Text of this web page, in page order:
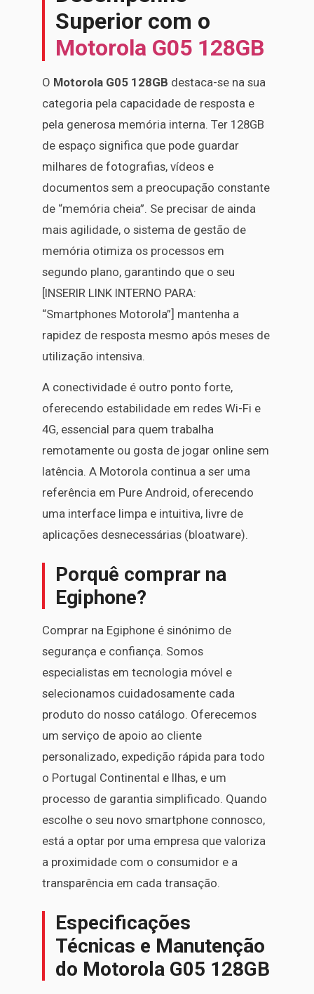
Superior com o
Motorola G05 128GB
O Motorola G05 128GB destaca-se na sua
categoria pela capacidade de resposta e
pela generosa memória interna. Ter 128GB
de espaço significa que pode guardar
milhares de fotografias, vídeos e
documentos sem a preocupação constante
de “memória cheia”. Se precisar de ainda
mais agilidade, o sistema de gestão de
memória otimiza os processos em
segundo plano, garantindo que o seu
[INSERIR LINK INTERNO PARA:
“Smartphones Motorola”] mantenha a
rapidez de resposta mesmo após meses de
utilização intensiva.
A conectividade é outro ponto forte,
oferecendo estabilidade em redes Wi-Fi e
4G, essencial para quem trabalha
remotamente ou gosta de jogar online sem
latência. A Motorola continua a ser uma
referência em Pure Android, oferecendo
uma interface limpa e intuitiva, livre de
aplicações desnecessárias (bloatware).
Porquê comprar na
Egiphone?
Comprar na Egiphone é sinónimo de
segurança e confiança. Somos
especialistas em tecnologia móvel e
selecionamos cuidadosamente cada
produto do nosso catálogo. Oferecemos
um serviço de apoio ao cliente
personalizado, expedição rápida para todo
o Portugal Continental e Ilhas, e um
processo de garantia simplificado. Quando
escolhe o seu novo smartphone connosco,
está a optar por uma empresa que valoriza
a proximidade com o consumidor e a
transparência em cada transação.
Especificações
Técnicas e Manutenção
do Motorola G05 128GB